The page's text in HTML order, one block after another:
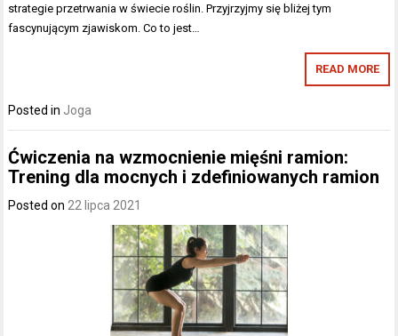
strategie przetrwania w świecie roślin. Przyjrzyjmy się bliżej tym
fascynującym zjawiskom. Co to jest…
READ MORE
Posted in Joga
Ćwiczenia na wzmocnienie mięśni ramion:
Trening dla mocnych i zdefiniowanych ramion
Posted on 22 lipca 2021